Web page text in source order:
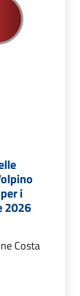
i
2026
Costa